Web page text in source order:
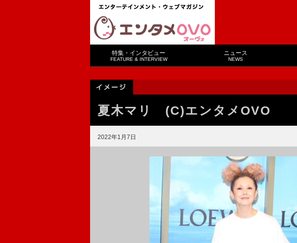
特集・インタビュー
FEATURE & INTERVIEW
ニュース
NEWS
夏木マリ (C)エンタメOVO
2022年1月7日